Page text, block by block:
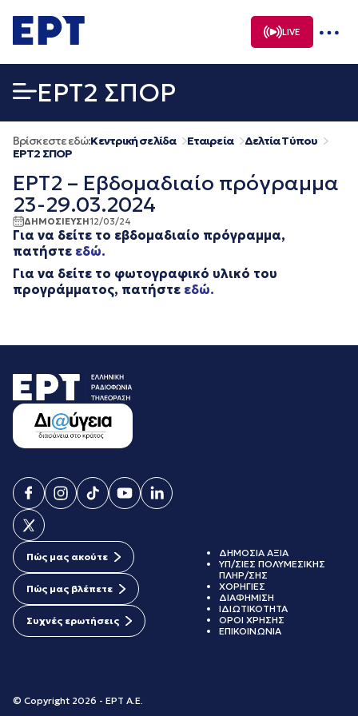
σε
περιεχόμενο
LIVE
EΡΤ2 ΣΠΟΡ
Βρίσκεστε εδώ:Κεντρική σελίδα Εταιρεία
Δελτία Τύπου
EΡΤ2 ΣΠΟΡ
ΕΡΤ2 – Εβδομαδιαίο πρόγραμμα
23-29.03.2024
ΔΗΜΟΣΙΕΥΣΗ12/03/24
Για να δείτε το εβδομαδιαίο πρόγραμμα,
πατήστε εδώ.
Για να δείτε το φωτογραφικό υλικό του
προγράμματος, πατήστε εδώ.
Πώς μας ακούτε
Πώς μας βλέπετε
Συχνές ερωτήσεις
© Copyright 2026 - ΕΡΤ Α.Ε.
ΔΗΜΟΣΙΑ ΑΞΙΑ
ΥΠ/ΣΙΕΣ ΠΟΛΥΜΕΣΙΚΗΣ
ΠΛΗΡ/ΣΗΣ
ΧΟΡΗΓΙΕΣ
ΔΙΑΦΗΜΙΣΗ
ΙΔΙΩΤΙΚΟΤΗΤΑ
ΟΡΟΙ ΧΡΗΣΗΣ
ΕΠΙΚΟΙΝΩΝΙΑ